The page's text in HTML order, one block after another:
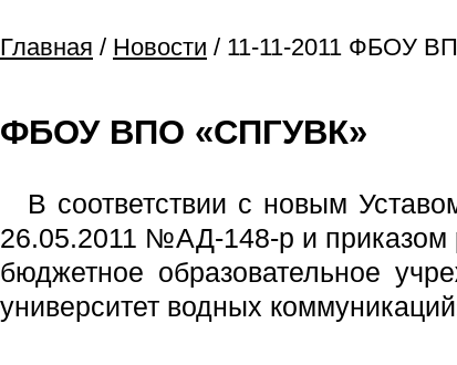
Главная / Новости / 11-11-2011 ФБОУ
ФБОУ ВПО «СПГУВК»
В соответствии с новым
26.05.2011 №АД-148-р и
бюджетное образовательное
университет водных